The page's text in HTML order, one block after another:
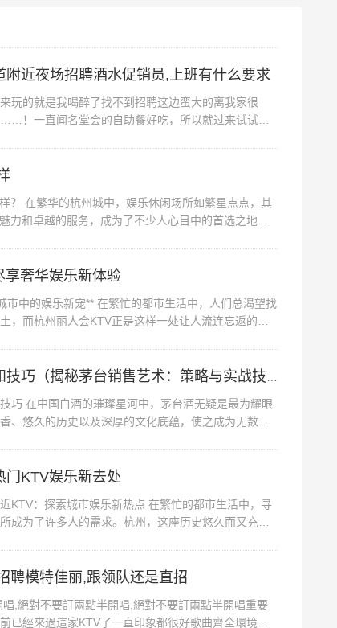
找，招聘的环境不错，装修得挺高档的，不过
有的人，后来加钱换了个超大带卫生间的才坐
有，而且音效音质都还不错，我们在里面都唱
有点不好的地方就是小吃偏贵了点。综上所
了。生日，聚会等可以选择一去。,上海浦东新
要求吗？ 可以，门口有停车场，服务态度也很
附近夜场招聘酒水促销员,上班有什么要求
的就是我喝醉了找不到招聘这边蛮大的离我家很
！一直闻名堂会的自助餐好吃，所以就过来试试
在繁华的杭州城中，娱乐休闲场所如繁星点点，其
力和卓越的服务，成为了不少人心目中的首选之地。
享奢华娱乐新体验
中的娱乐新宠** 在繁忙的都市生活中，人们总渴望找
，而杭州丽人会KTV正是这样一处让人流连忘返的绝
在中国白酒的璀璨星河中，茅台酒无疑是最为耀眼
、悠久的历史以及深厚的文化底蕴，使之成为无数酒
门KTV娱乐新去处
：探索城市娱乐新热点 在繁忙的都市生活中，寻
成为了许多人的需求。杭州，这座历史悠久而又充满
聘模特佳丽,跟领队还是直招
絕對不要訂兩點半開唱,絕對不要訂兩點半開唱重要
已經來過這家KTV了一直印象都很好歌曲齊全環境清